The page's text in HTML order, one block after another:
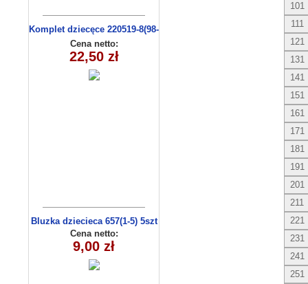
Komplet dziecęce 220519-8(98-
116 m)
Cena netto:
22,50 zł
Bluzka dziecieca 657(1-5) 5szt
Cena netto:
9,00 zł
101
111
121
131
141
151
161
171
181
191
201
211
221
231
241
251